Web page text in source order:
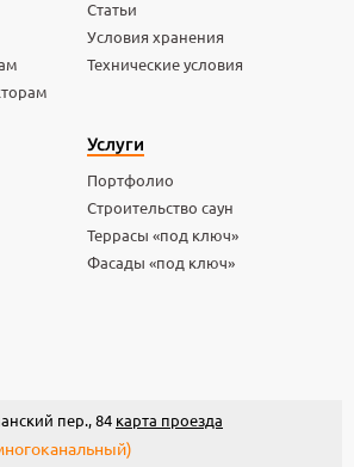
Статьи
Условия хранения
Технические условия
Услуги
Портфолио
Строительство саун
Террасы «под ключ»
Фасады «под ключ»
пер., 84 карта проезда